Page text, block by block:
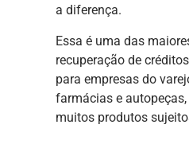
a diferença.
Essa é uma das
recuperação de
para empresas do
farmácias e
muitos produtos